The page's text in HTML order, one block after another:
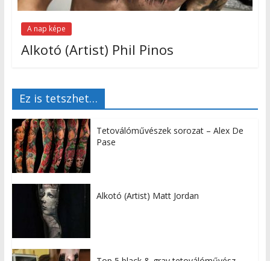
A nap képe
Alkotó (Artist) Phil Pinos
Ez is tetszhet…
Tetoválóművészek sorozat – Alex De
Pase
Alkotó (Artist) Matt Jordan